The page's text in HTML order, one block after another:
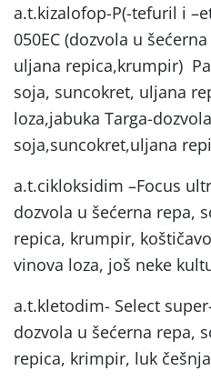
a.t.kizalofop-P(-tefuril i
050EC (dozvola u
uljana repica,krumpir)
soja, suncokret, uljana
loza,jabuka Targa-
soja,suncokret,uljana
a.t.cikloksidim –Focus
dozvola u šećerna repa,
repica, krumpir,
vinova loza, još neke
a.t.kletodim- Select
dozvola u šećerna repa,
repica, krimpir, luk